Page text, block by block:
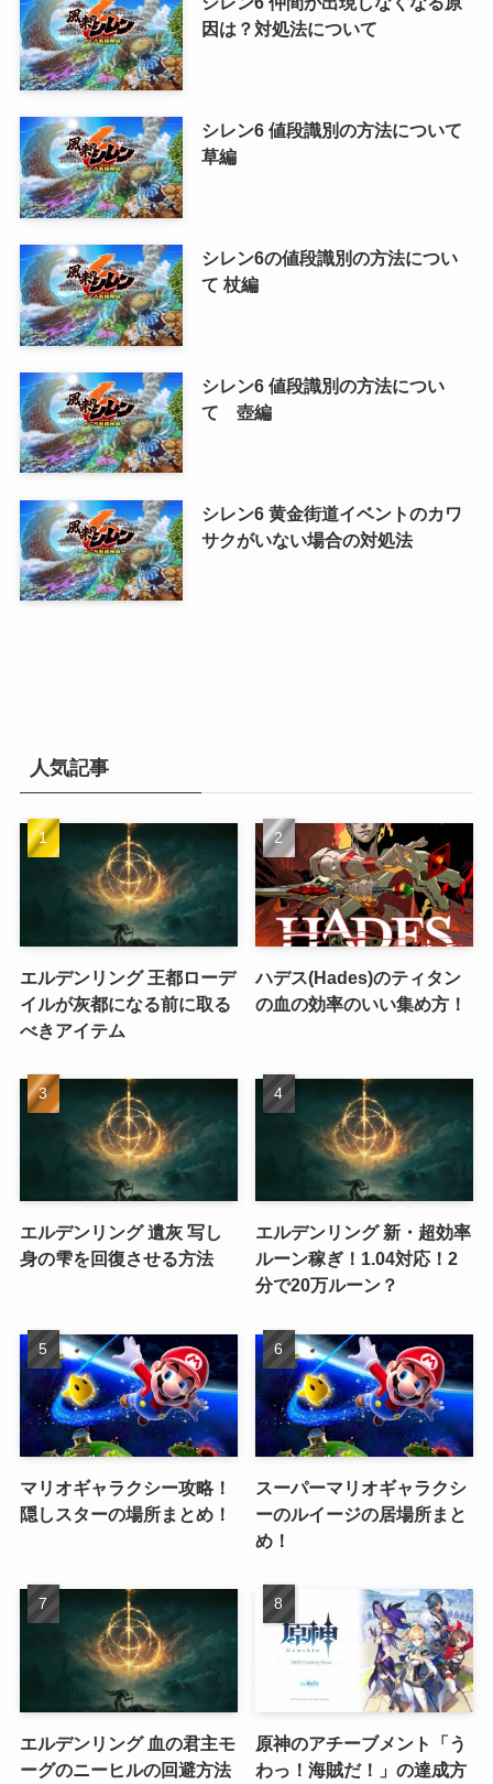
因は？対処法について
シレン6 値段識別の方法について
草編
シレン6の値段識別の方法につい
て 杖編
シレン6 値段識別の方法につい
て 壺編
シレン6 黄金街道イベントのカワ
サクがいない場合の対処法
人気記事
エルデンリング 王都ローデ
イルが灰都になる前に取る
べきアイテム
ハデス(Hades)のティタン
の血の効率のいい集め方！
エルデンリング 遺灰 写し
身の雫を回復させる方法
エルデンリング 新・超効率
ルーン稼ぎ！1.04対応！2
分で20万ルーン？
マリオギャラクシー攻略！
隠しスターの場所まとめ！
スーパーマリオギャラクシ
ーのルイージの居場所まと
め！
エルデンリング 血の君主モ
ーグのニーヒルの回避方法
原神のアチーブメント「う
わっ！海賊だ！」の達成方